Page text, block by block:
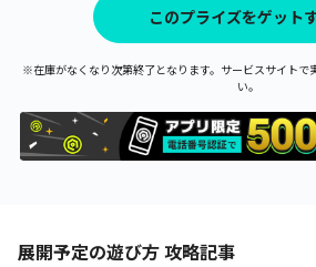
このプライズをゲット
※在庫がなくなり次第終了となります。サービスサイトで
い。
展開予定の遊び方 攻略記事